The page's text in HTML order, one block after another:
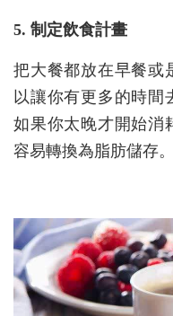
5. 制定飲食計畫
把大餐都放在早餐或
以讓你有更多的時間
如果你太晚才開始消
容易轉換為脂肪儲存。